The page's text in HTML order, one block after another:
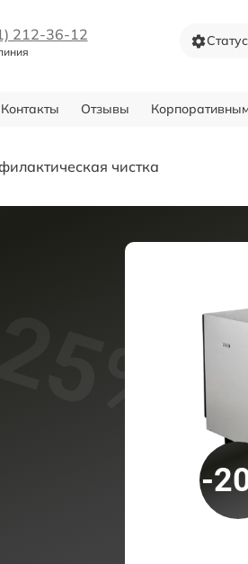
212-36-12
Контакты Отзывы
чистка
-